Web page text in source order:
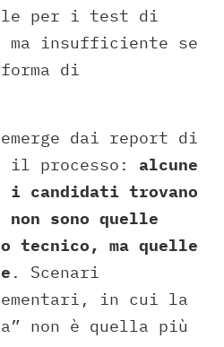
per i test di
insufficiente se
di
dai report di
il processo: alcune
i candidati trovano
sono quelle
ma quelle
. Scenari
in cui la
non è quella più